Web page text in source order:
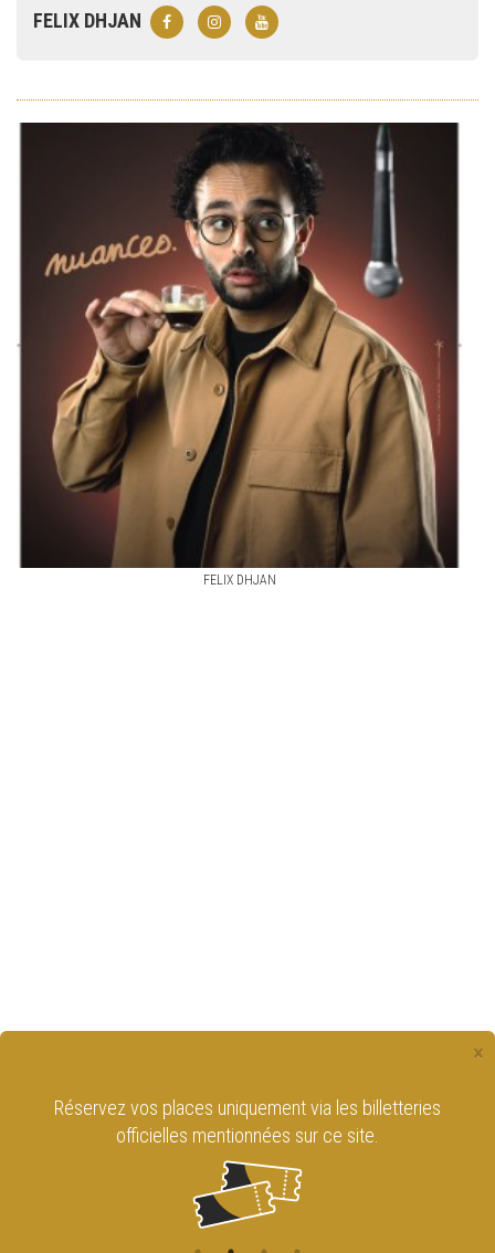
FELIX DHJAN
FELIX DHJAN
×
Réservez vos places uniquement via les billetteries
officielles mentionnées sur ce site.